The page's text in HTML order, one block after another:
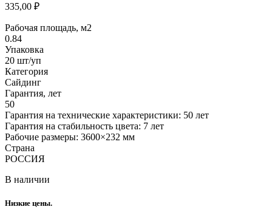
335,00 ₽
Рабочая площадь, м2
0.84
Упаковка
20 шт/уп
Категория
Сайдинг
Гарантия, лет
50
Гарантия на технические характеристики: 50 лет
Гарантия на стабильность цвета: 7 лет
Рабочие размеры: 3600×232 мм
Страна
РОССИЯ
В наличии
Низкие цены.